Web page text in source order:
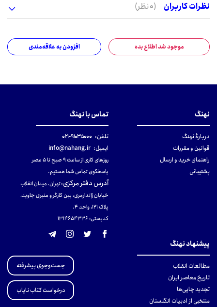
نظرات کاربران
(0 نظر)
موجود شد اطلاع بده افزودن به علاقه‌مندی
نهنگ
دربارهٔ نهنگ
قوانین و مقررات
راهنمای خرید و ارسال
پشتیبانی
تماس با نهنگ
تلفن: ۹۱۰۳۵۰۰۰-۰۲۱
ایمیل: info@nahang.ir
روزهای کاری از ساعت ۹ صبح تا ۵ عصر
پاسخگوی تماس شما هستیم.
آدرس دفتر مرکزی:تهران، میدان انقلاب
خیابان ژاندارمری، بین کارگر و منیری جاوید،
پلاک 121، واحد ۴.
کدپستی: 131465433۶
پیشنهاد نهنگ
مطالعات انقلاب
تاریخ معاصر ایران
تجدید چاپی‌ها
منتخبی از ادبیات انگلستان
جست‌وجوی پیشرفته
درخواست کتاب نایاب